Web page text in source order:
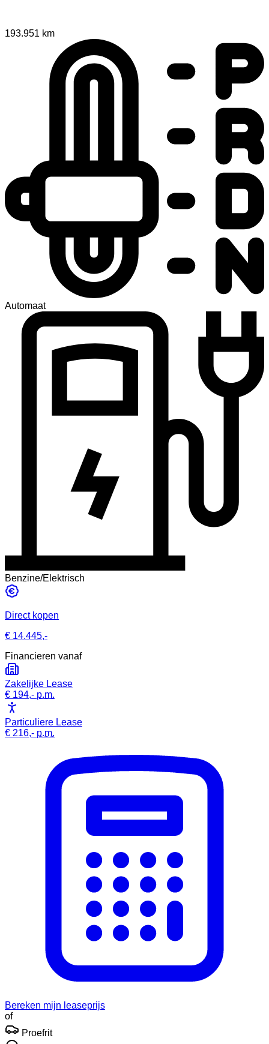
193.951 km
Automaat
Benzine/Elektrisch
Direct kopen
€ 14.445,-
Financieren vanaf
Zakelijke Lease
€ 194,- p.m.
Particuliere Lease
€ 216,- p.m.
Bereken mijn leaseprijs
of
Proefrit